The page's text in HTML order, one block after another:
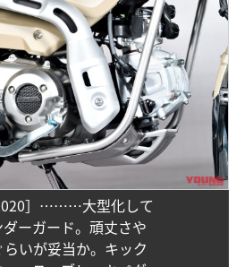
］………大型化して
ーガード。頑丈さや
いが妥当か。キック